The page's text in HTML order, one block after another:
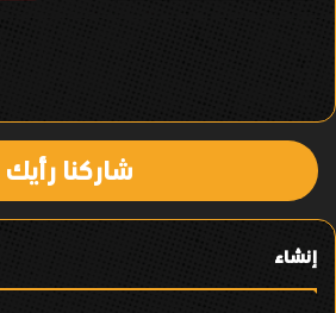
ا
ل
ع
ن
شاركنا رأيك
إنشاء